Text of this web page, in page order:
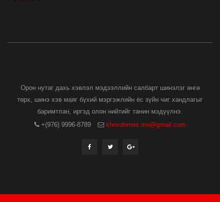
Орон нутаг дахь хэвлэл мэдээллийн салбарт шинэлэг өнгө
төрх, шинэ хэв маяг бүхий мэргэжлийн ёс зүйн чиг хандлагыг
баримтлан, иргэд олон нийтийг танин мэдүүлнэ.
+(976) 9996-8789
khovdtimes.mn@gmail.com